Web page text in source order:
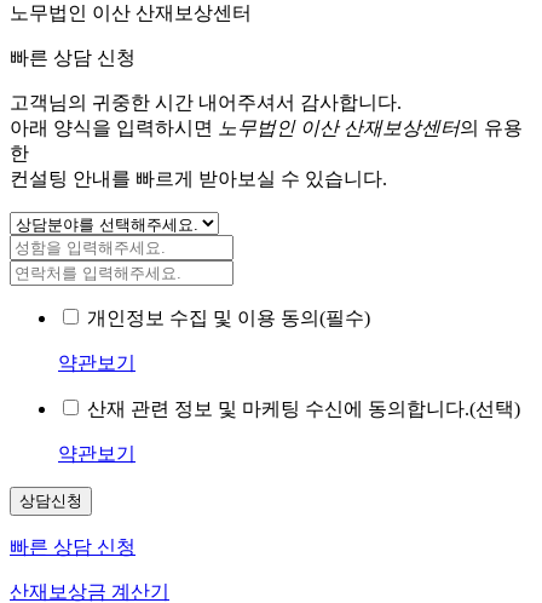
노무법인 이산 산재보상센터
빠른 상담 신청
고객님의 귀중한 시간 내어주셔서 감사합니다.
아래 양식을 입력하시면
노무법인 이산 산재보상센터의 유용
한
컨설팅 안내를 빠르게 받아보실 수 있습니다.
개인정보 수집 및 이용 동의(필수)
약관보기
산재 관련 정보 및 마케팅 수신에 동의합니다.(선택)
약관보기
상담신청
빠른 상담 신청
산재보상금 계산기